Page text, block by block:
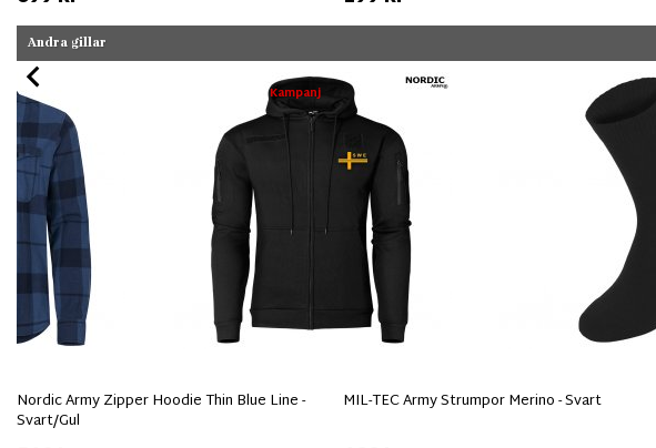
Andra gillar
Kampanj
Nordic Army Zipper Hoodie Thin Blue Line -
Svart/Gul
MIL-TEC Army Strumpor Merino - Svart